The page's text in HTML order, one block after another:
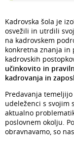
Kadrovska šola je
osvežili in utrdili
na kadrovskem
konkretna znanja in
kadrovskih
učinkovito in
kadrovanja in
Predavanja temeljijo
udeleženci s svojim
aktualno
poslovnem okolju.
obravnavamo, so